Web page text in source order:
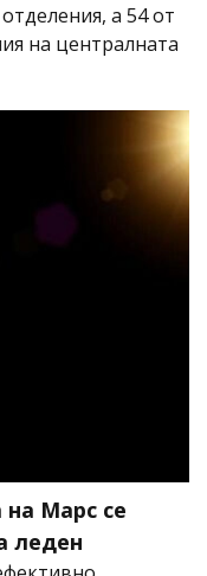
а 54 от
на централната
на Марс се
леден